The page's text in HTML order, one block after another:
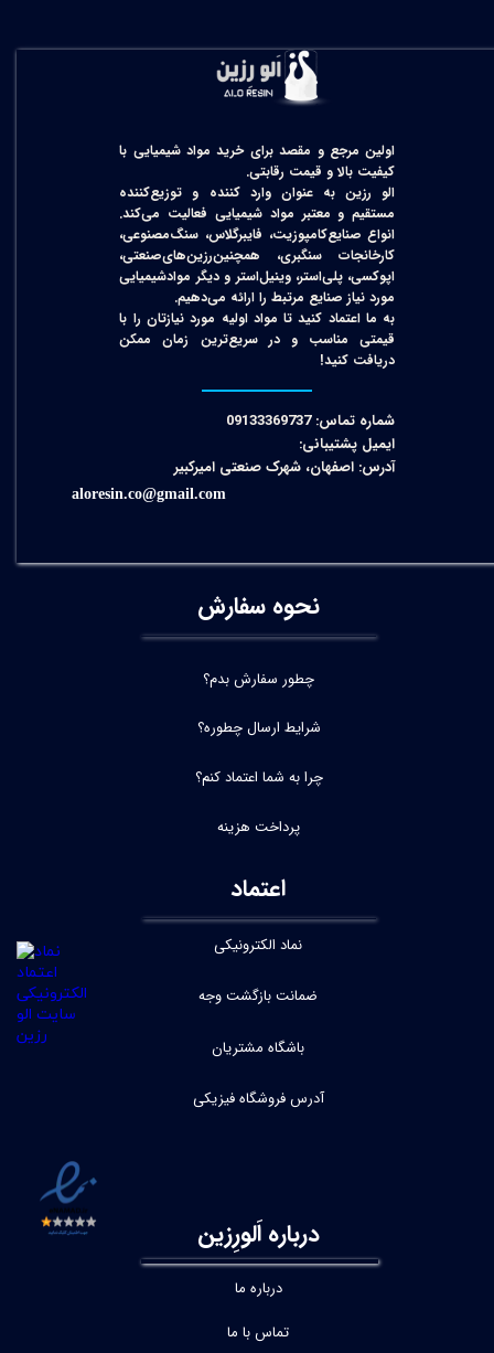
اولین مرجع و مقصد برای خرید مواد شیمیایی با
کیفیت بالا و قیمت رقابتی.
الو رزین به عنوان وارد کننده و توزیع‌کننده
مستقیم و معتبر مواد شیمیایی فعالیت می‌کند.
انواع صنایع‌کامپوزیت، فایبرگلاس، سنگ‌مصنوعی،
کارخانجات سنگبری، همچنین‌رزین‌های‌صنعتی،
اپوکسی، پلی‌استر، وینیل‌استر و دیگر مواد‌شیمیایی
مورد نیاز صنایع مرتبط را ارائه می‌دهیم.
به ما اعتماد کنید تا مواد اولیه مورد نیازتان را با
قیمتی مناسب و در سریع‌ترین زمان ممکن
دریافت کنید!​​​​​​​
شماره تماس: 09133369737
ایمیل پشتیبانی:
آدرس: اصفهان، شهرک صنعتی امیرکبیر
aloresin.co@gmail.com
نحوه سفارش
چطور سفارش بدم؟
شرایط ارسال چطوره؟
چرا به شما اعتماد کنم؟
پرداخت هزینه
اعتماد
نماد الکترونیکی
ضمانت بازگشت وجه
باشگاه مشتریان
آدرس فروشگاه فیزیکی
درباره اَلورِزین
درباره ما
تماس با ما